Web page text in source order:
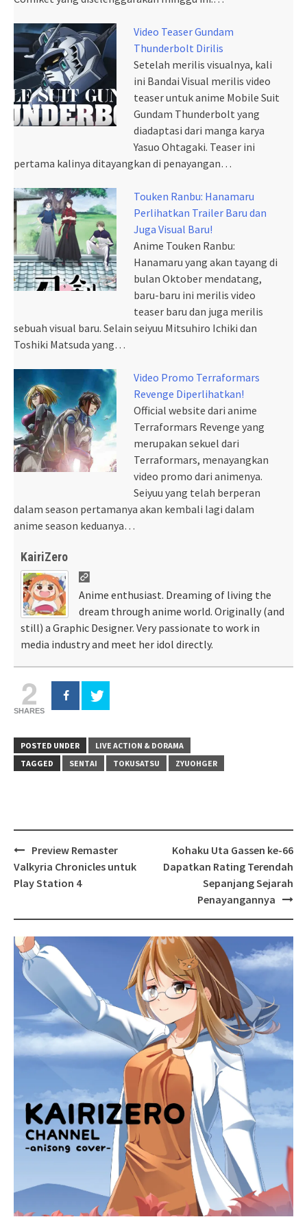
Video Teaser Gundam
Thunderbolt Dirilis
Setelah merilis visualnya, kali
ini Bandai Visual merilis video
teaser untuk anime Mobile Suit
Gundam Thunderbolt yang
diadaptasi dari manga karya
Yasuo Ohtagaki. Teaser ini
pertama kalinya ditayangkan di penayangan…
Touken Ranbu: Hanamaru
Perlihatkan Trailer Baru dan
Juga Visual Baru!
Anime Touken Ranbu:
Hanamaru yang akan tayang di
bulan Oktober mendatang,
baru-baru ini merilis video
teaser baru dan juga merilis
sebuah visual baru. Selain seiyuu Mitsuhiro Ichiki dan
Toshiki Matsuda yang…
Video Promo Terraformars
Revenge Diperlihatkan!
Official website dari anime
Terraformars Revenge yang
merupakan sekuel dari
Terraformars, menayangkan
video promo dari animenya.
Seiyuu yang telah berperan
dalam season pertamanya akan kembali lagi dalam
anime season keduanya…
KairiZero
Anime enthusiast. Dreaming of living the
dream through anime world. Originally (and
still) a Graphic Designer. Very passionate to work in
media industry and meet her idol directly.
2
SHARES
POSTED UNDER
LIVE ACTION & DORAMA
TAGGED
SENTAI TOKUSATSU ZYUOHGER
Post
navigation
Preview Remaster
Valkyria Chronicles untuk
Play Station 4
Kohaku Uta Gassen ke-66
Dapatkan Rating Terendah
Sepanjang Sejarah
Penayangannya